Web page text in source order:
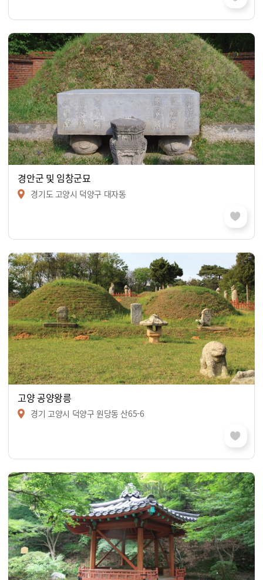
경안군 및 임창군묘
경기도 고양시 덕양구 대자동
고양 공양왕릉
경기 고양시 덕양구 원당동 산65-6